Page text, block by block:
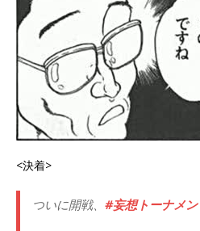
<決着>
ついに開戦、 #妄想トーナメ